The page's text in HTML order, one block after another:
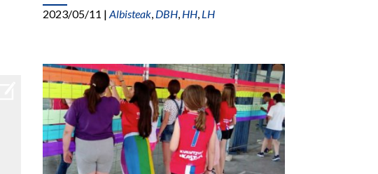
2023/05/11 | Albisteak, DBH, HH, LH